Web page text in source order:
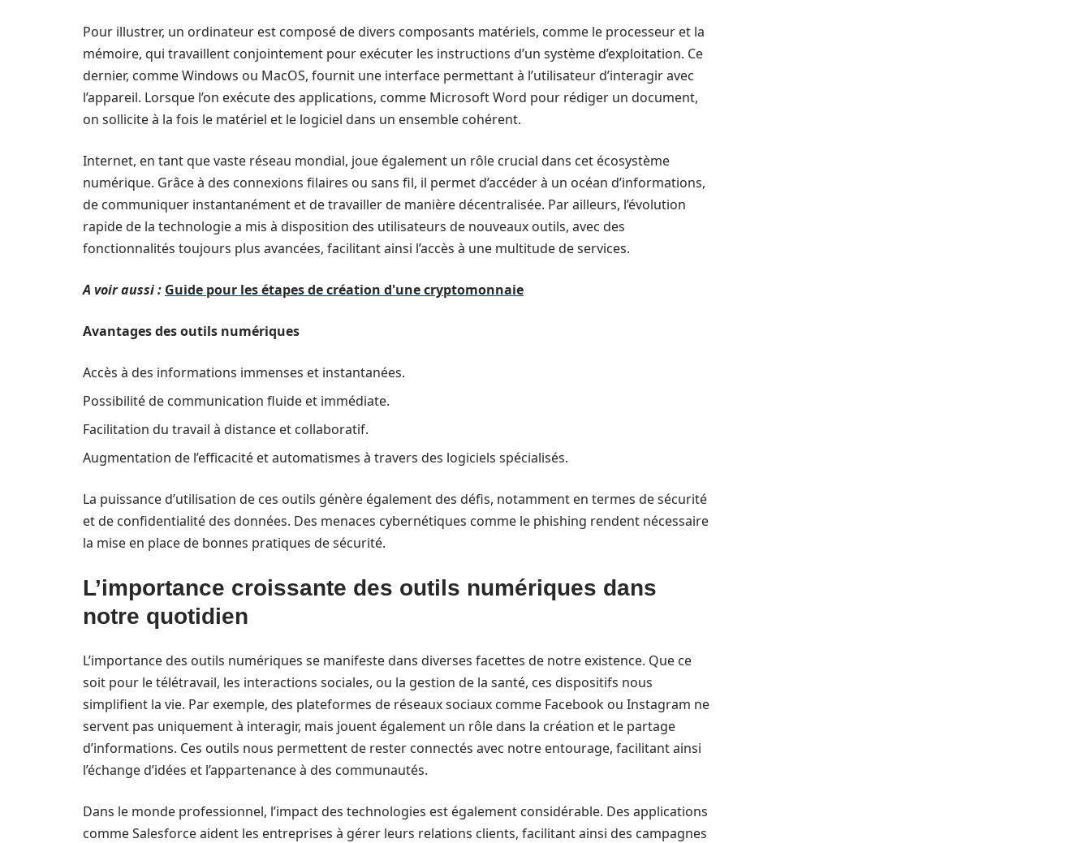
Pour illustrer, un ordinateur est composé de divers composants matériels, comme le processeur et la
mémoire, qui travaillent conjointement pour exécuter les instructions d’un système d’exploitation. Ce
dernier, comme Windows ou MacOS, fournit une interface permettant à l’utilisateur d’interagir avec
l’appareil. Lorsque l’on exécute des applications, comme Microsoft Word pour rédiger un document,
on sollicite à la fois le matériel et le logiciel dans un ensemble cohérent.
Internet, en tant que vaste réseau mondial, joue également un rôle crucial dans cet écosystème
numérique. Grâce à des connexions filaires ou sans fil, il permet d’accéder à un océan d’informations,
de communiquer instantanément et de travailler de manière décentralisée. Par ailleurs, l’évolution
rapide de la technologie a mis à disposition des utilisateurs de nouveaux outils, avec des
fonctionnalités toujours plus avancées, facilitant ainsi l’accès à une multitude de services.
A voir aussi : Guide pour les étapes de création d'une cryptomonnaie
Avantages des outils numériques
Accès à des informations immenses et instantanées.
Possibilité de communication fluide et immédiate.
Facilitation du travail à distance et collaboratif.
Augmentation de l’efficacité et automatismes à travers des logiciels spécialisés.
La puissance d’utilisation de ces outils génère également des défis, notamment en termes de sécurité
et de confidentialité des données. Des menaces cybernétiques comme le phishing rendent nécessaire
la mise en place de bonnes pratiques de sécurité.
L’importance croissante des outils numériques dans
notre quotidien
L’importance des outils numériques se manifeste dans diverses facettes de notre existence. Que ce
soit pour le télétravail, les interactions sociales, ou la gestion de la santé, ces dispositifs nous
simplifient la vie. Par exemple, des plateformes de réseaux sociaux comme Facebook ou Instagram ne
servent pas uniquement à interagir, mais jouent également un rôle dans la création et le partage
d’informations. Ces outils nous permettent de rester connectés avec notre entourage, facilitant ainsi
l’échange d’idées et l’appartenance à des communautés.
Dans le monde professionnel, l’impact des technologies est également considérable. Des applications
comme Salesforce aident les entreprises à gérer leurs relations clients, facilitant ainsi des campagnes